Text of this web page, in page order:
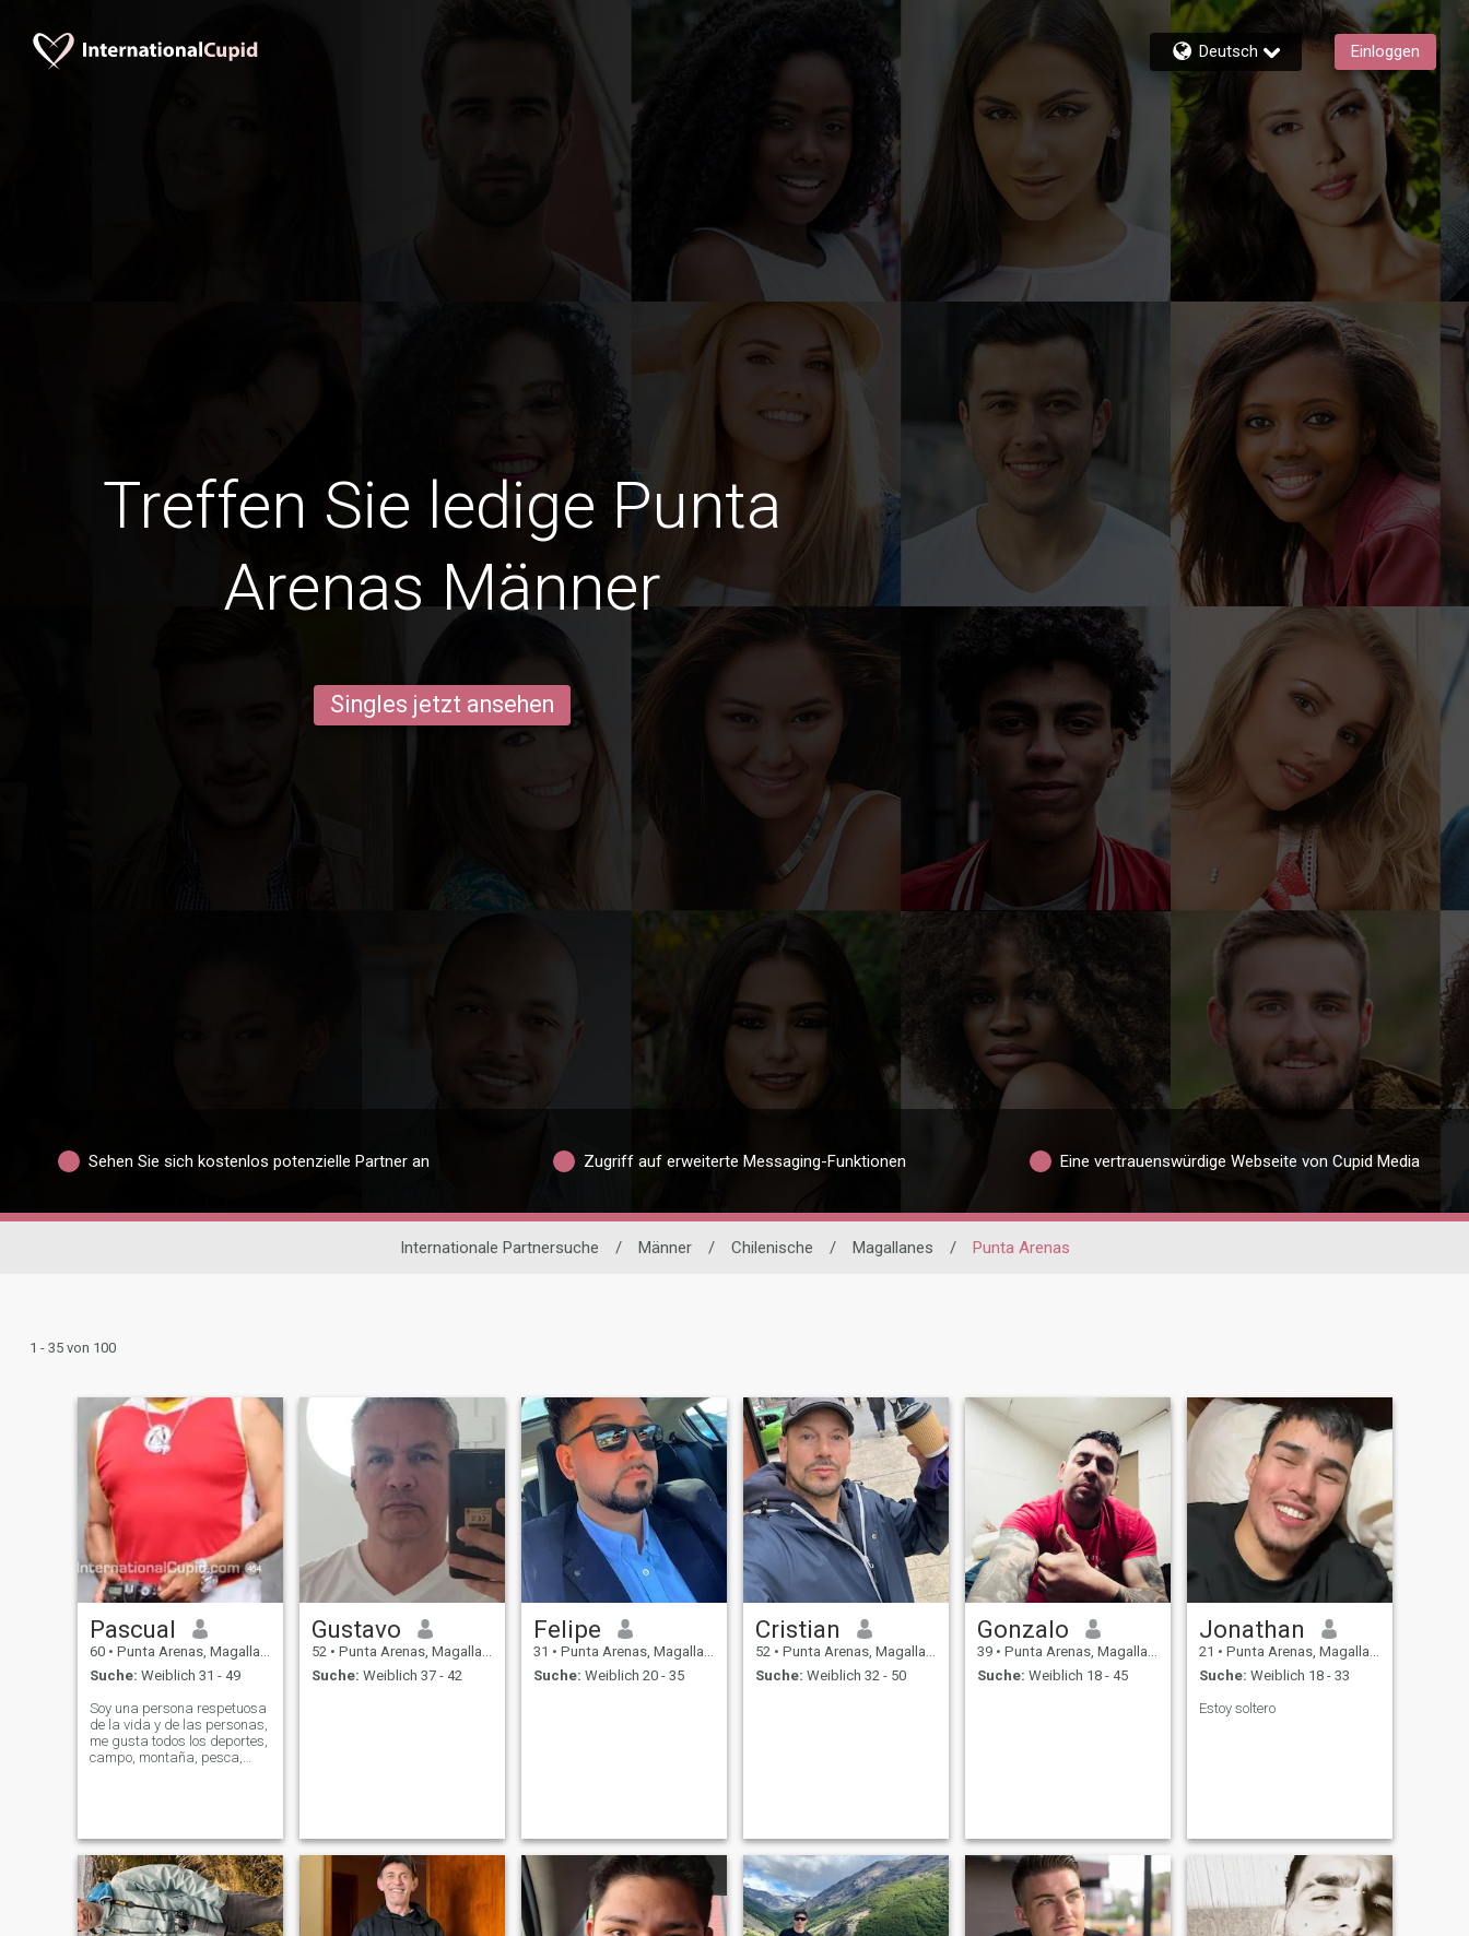
Deutsch Einloggen
Treffen Sie ledige Punta
Arenas Männer
Singles jetzt ansehen
Sehen Sie sich kostenlos potenzielle Partner an Zugriff auf erweiterte Messaging-Funktionen Eine vertrauenswürdige Webseite von Cupid Media
Internationale Partnersuche / Männer / Chilenische / Magallanes / Punta Arenas
1 - 35 von 100
Pascual
60 • Punta Arenas, Magallanes, Chile
Suche: Weiblich 31 - 49
Soy una persona respetuosa
de la vida y de las personas,
me gusta todos los deportes,
campo, montaña, pesca,
fotografía, insta,
polophotograf, ver
Gustavo
52 • Punta Arenas, Magallanes, Chile
Suche: Weiblich 37 - 42
Felipe
31 • Punta Arenas, Magallanes, Chile
Suche: Weiblich 20 - 35
Cristian
52 • Punta Arenas, Magallanes, Chile
Suche: Weiblich 32 - 50
Gonzalo
39 • Punta Arenas, Magallanes, Chile
Suche: Weiblich 18 - 45
Jonathan
21 • Punta Arenas, Magallanes, Chile
Suche: Weiblich 18 - 33
Estoy soltero